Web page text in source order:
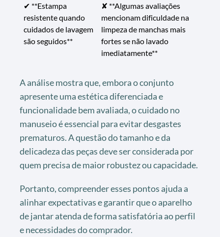
✔ **Estampa
resistente quando
cuidados de lavagem
são seguidos**
✘ **Algumas avaliações
mencionam dificuldade na
limpeza de manchas mais
fortes se não lavado
imediatamente**
A análise mostra que, embora o conjunto
apresente uma estética diferenciada e
funcionalidade bem avaliada, o cuidado no
manuseio é essencial para evitar desgastes
prematuros. A questão do tamanho e da
delicadeza das peças deve ser considerada por
quem precisa de maior robustez ou capacidade.
Portanto, compreender esses pontos ajuda a
alinhar expectativas e garantir que o aparelho
de jantar atenda de forma satisfatória ao perfil
e necessidades do comprador.